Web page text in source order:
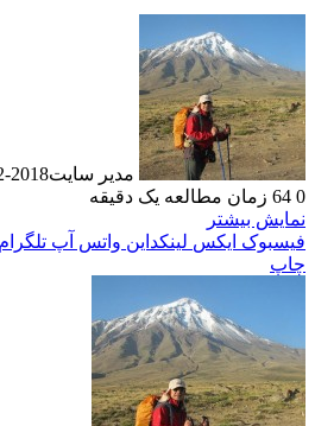
مدیر سایت2018-12-21
0
زمان مطالعه یک دقیقه
نمایش بیشتر
فیسبوک ایکس لینکداین واتس آپ تلگرام
چاپ